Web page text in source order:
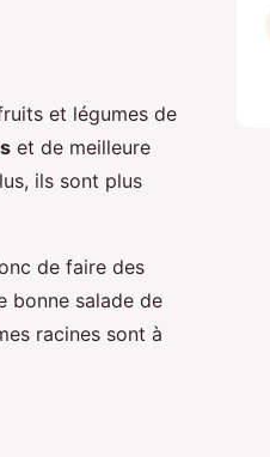
et légumes de
et de meilleure
ils sont plus
de faire des
bonne salade de
racines sont à